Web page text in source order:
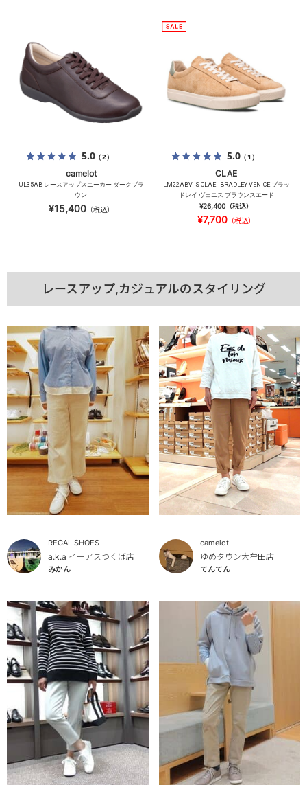
5.0（2）
camelot
UL35AB レースアップスニーカー ダークブラ
ウン
¥15,400（税込）
5.0（1）
CLAE
LM22ABV_S CLAE - BRADLEY VENICE ブラッ
ドレイ ヴェニス ブラウンスエード
¥26,400（税込）
¥7,700 （税込）
レースアップ,カジュアルのスタイリング
REGAL SHOES
a.k.a イーアスつくば店
みかん
camelot
ゆめタウン大牟田店
てんてん